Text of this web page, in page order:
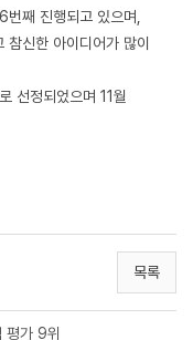
째 진행되고 있으며,
신한 아이디어가 많이
선정되었으며 11월
목록
평가 9위